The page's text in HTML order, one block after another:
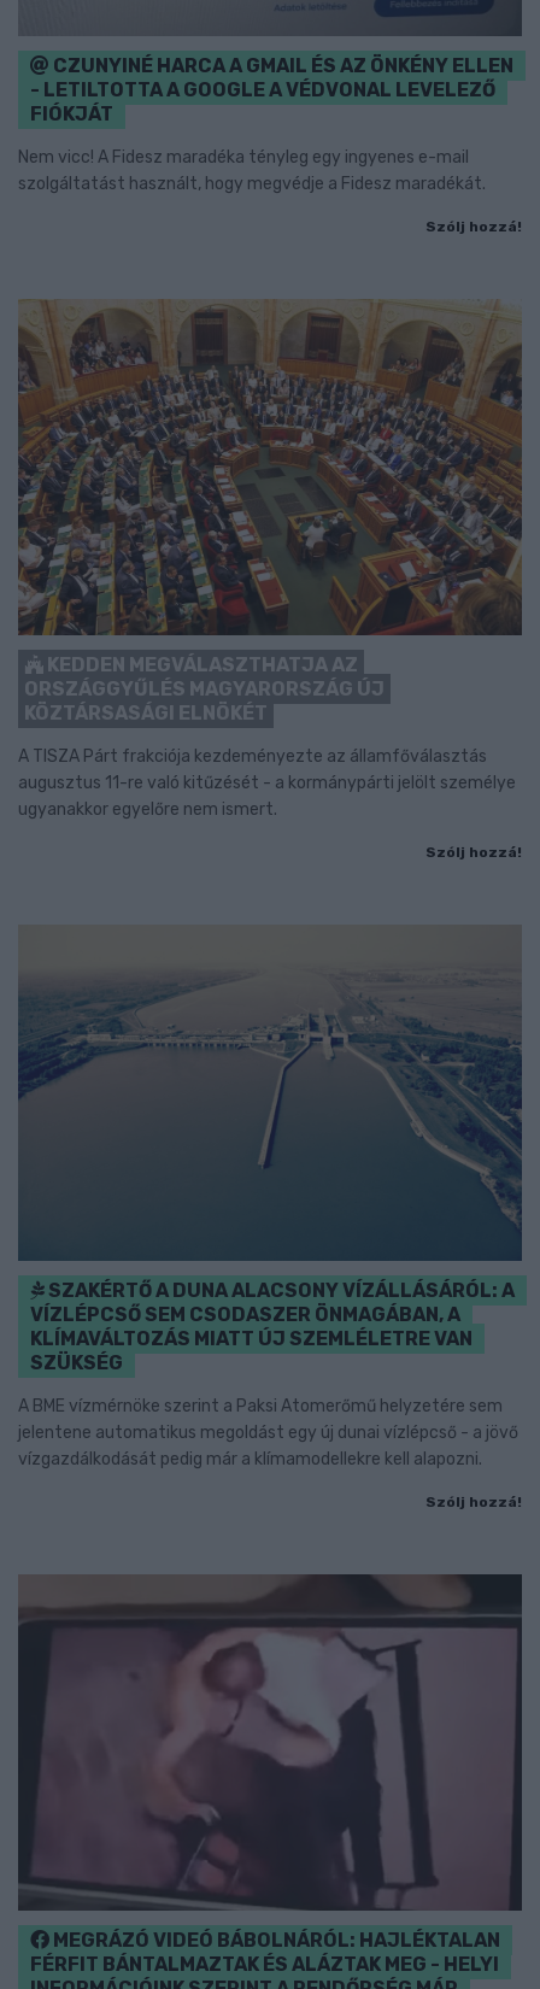
CZUNYINÉ HARCA A GMAIL ÉS AZ ÖNKÉNY ELLEN
- LETILTOTTA A GOOGLE A VÉDVONAL LEVELEZŐ
FIÓKJÁT
Nem vicc! A Fidesz maradéka tényleg egy ingyenes e-mail
szolgáltatást használt, hogy megvédje a Fidesz maradékát.
Szólj hozzá!
KEDDEN MEGVÁLASZTHATJA AZ
ORSZÁGGYŰLÉS MAGYARORSZÁG ÚJ
KÖZTÁRSASÁGI ELNÖKÉT
A TISZA Párt frakciója kezdeményezte az államfőválasztás
augusztus 11-re való kitűzését - a kormánypárti jelölt személye
ugyanakkor egyelőre nem ismert.
Szólj hozzá!
SZAKÉRTŐ A DUNA ALACSONY VÍZÁLLÁSÁRÓL: A
VÍZLÉPCSŐ SEM CSODASZER ÖNMAGÁBAN, A
KLÍMAVÁLTOZÁS MIATT ÚJ SZEMLÉLETRE VAN
SZÜKSÉG
A BME vízmérnöke szerint a Paksi Atomerőmű helyzetére sem
jelentene automatikus megoldást egy új dunai vízlépcső - a jövő
vízgazdálkodását pedig már a klímamodellekre kell alapozni.
Szólj hozzá!
MEGRÁZÓ VIDEÓ BÁBOLNÁRÓL: HAJLÉKTALAN
FÉRFIT BÁNTALMAZTAK ÉS ALÁZTAK MEG - HELYI